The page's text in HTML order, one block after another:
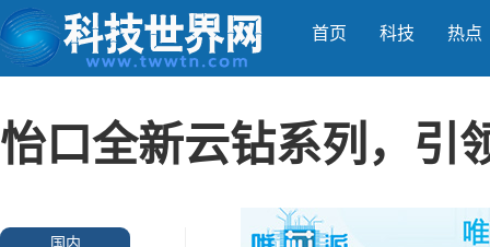
首页 科技 热点
怡口全新云钻系列，引
国内